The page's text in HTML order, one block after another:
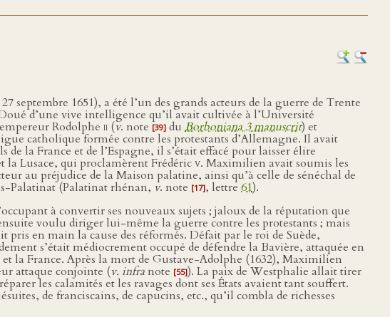
septembre 1651), a été l’un des grands acteurs de la guerre de Trente
d’une vive intelligence qu’il avait cultivée à l’Université
Rodolphe ii (v. note [39] du Borboniana 3 manuscrit) et
catholique formée contre les protestants d’Allemagne. Il avait
la France et de l’Espagne, il s’était effacé pour laisser élire
Lusace, qui proclamèrent Frédéricv. Maximilien avait soumis les
au préjudice de la Maison palatine, ainsi qu’à celle de sénéchal de
Palatinat (Palatinat rhénan, v. note [17], lettre 61).
à convertir ses nouveaux sujets ; jaloux de la réputation que
voulu diriger lui-même la guerre contre les protestants ; mais
en main la cause des réformés. Défait par le roi de Suède,
s’était médiocrement occupé de défendre la Bavière, attaquée en
la France. Après la mort de Gustave-Adolphe (1632), Maximilien
attaque conjointe (v. infra note [55]). La paix de Westphalie allait tirer
les calamités et les ravages dont ses États avaient tant souffert.
de franciscains, de capucins, etc., qu’il combla de richesses